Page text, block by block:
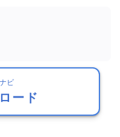
ビ
ード